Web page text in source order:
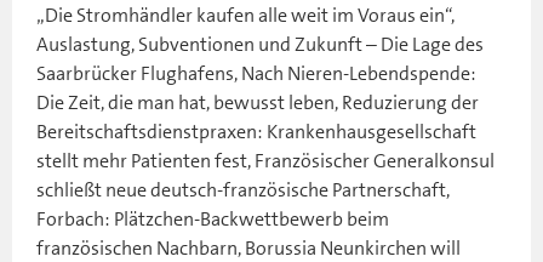
„Die Stromhändler kaufen alle weit im Voraus ein“,
Auslastung, Subventionen und Zukunft – Die Lage des
Saarbrücker Flughafens, Nach Nieren-Lebendspende:
Die Zeit, die man hat, bewusst leben, Reduzierung der
Bereitschaftsdienstpraxen: Krankenhausgesellschaft
stellt mehr Patienten fest, Französischer Generalkonsul
schließt neue deutsch-französische Partnerschaft,
Forbach: Plätzchen-Backwettbewerb beim
französischen Nachbarn, Borussia Neunkirchen will